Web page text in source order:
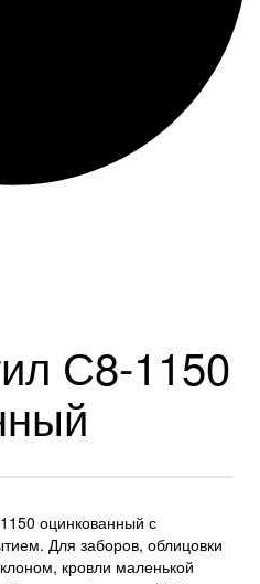
С8-1150
оцинкованный с
Для заборов, облицовки
кровли маленькой